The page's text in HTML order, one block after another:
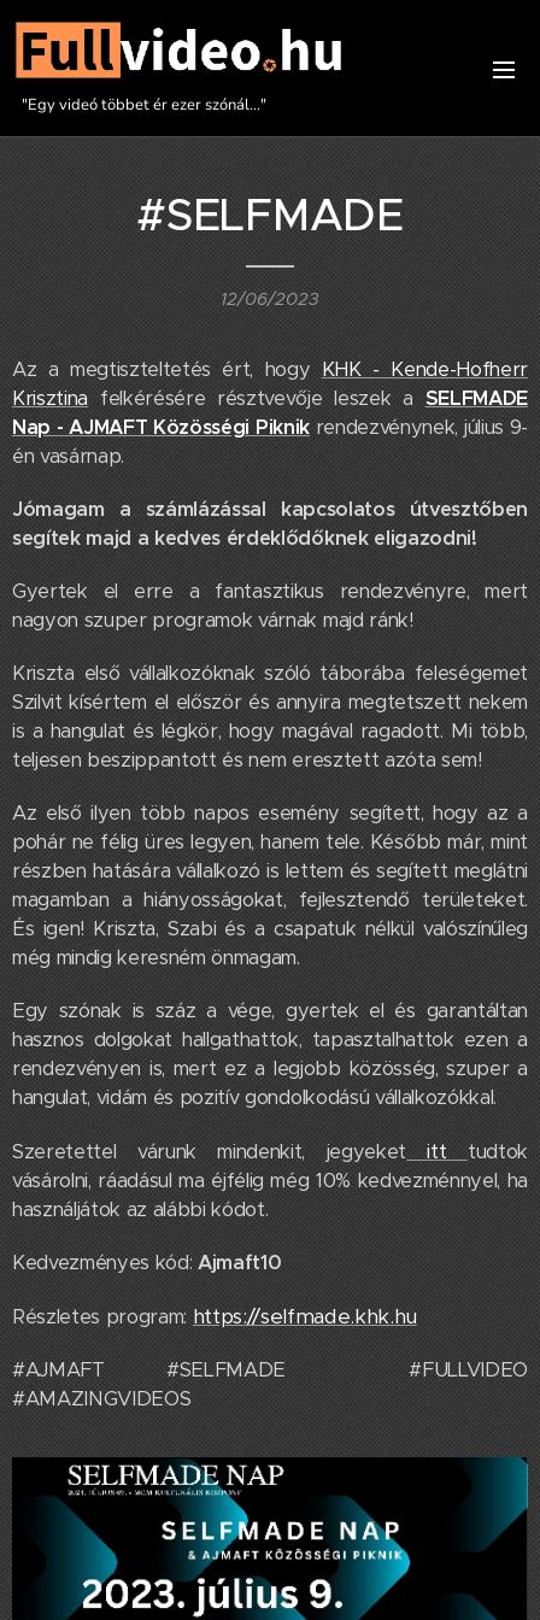
"Egy videó többet ér ezer szónál..."
#SELFMADE
12/06/2023
Az a megtiszteltetés ért, hogy KHK - Kende-Hofherr
Krisztina felkérésére résztvevője leszek a SELFMADE
Nap - AJMAFT Közösségi Piknikrendezvénynek, július 9-
én vasárnap.
Jómagam a számlázással kapcsolatos útvesztőben
segítek majd a kedves érdeklődőknek eligazodni!
Gyertek el erre a fantasztikus rendezvényre, mert
nagyon szuper programok várnak majd ránk!
Kriszta első vállalkozóknak szóló táborába feleségemet
Szilvit kísértem el először és annyira megtetszett nekem
is a hangulat és légkör, hogy magával ragadott. Mi több,
teljesen beszippantott és nem eresztett azóta sem!
Az első ilyen több napos esemény segített, hogy az a
pohár ne félig üres legyen, hanem tele. Később már, mint
részben hatására vállalkozó is lettem és segített meglátni
magamban a hiányosságokat, fejlesztendő területeket.
És igen! Kriszta, Szabi és a csapatuk nélkül valószínűleg
még mindig keresném önmagam.
Egy szónak is száz a vége, gyertek el és garantáltan
hasznos dolgokat hallgathattok, tapasztalhattok ezen a
rendezvényen is, mert ez a legjobb közösség, szuper a
hangulat, vidám és pozitív gondolkodású vállalkozókkal.
Szeretettel várunk mindenkit, jegyeket itttudtok
vásárolni, ráadásul ma éjfélig még 10% kedvezménnyel, ha
használjátok az alábbi kódot.
Kedvezményes kód:Ajmaft10
Részletes program: https://selfmade.khk.hu
#AJMAFT #SELFMADE #FULLVIDEO
#AMAZINGVIDEOS